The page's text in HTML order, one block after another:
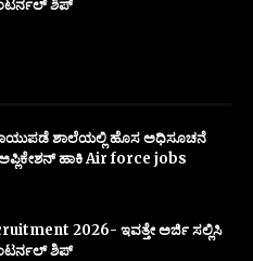
ಶಿಪ್
ವಾಯುಪಡೆ ಶಾಲೆಯಲ್ಲಿ ಹೊಸ ಅಧಿಸೂಚನೆ
ಹಾಕಿ Air force jobs
2026- ಇವತ್ತೇ ಅರ್ಜಿ ಸಲ್ಲಿಸಿ
ಶಿಪ್